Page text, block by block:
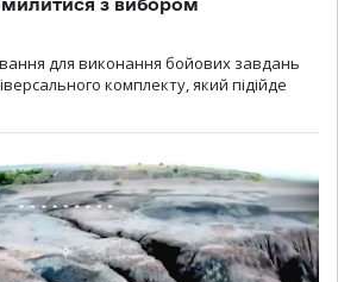
для виконання бойових завдань
комплекту, який підійде